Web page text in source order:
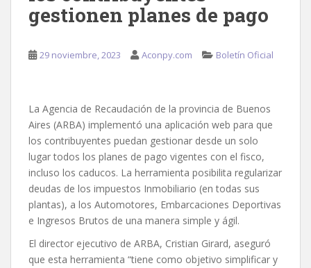
gestionen planes de pago
29 noviembre, 2023 Aconpy.com Boletín Oficial
La Agencia de Recaudación de la provincia de Buenos
Aires (ARBA) implementó una aplicación web para que
los contribuyentes puedan gestionar desde un solo
lugar todos los planes de pago vigentes con el fisco,
incluso los caducos. La herramienta posibilita regularizar
deudas de los impuestos Inmobiliario (en todas sus
plantas), a los Automotores, Embarcaciones Deportivas
e Ingresos Brutos de una manera simple y ágil.
El director ejecutivo de ARBA, Cristian Girard, aseguró
que esta herramienta “tiene como objetivo simplificar y